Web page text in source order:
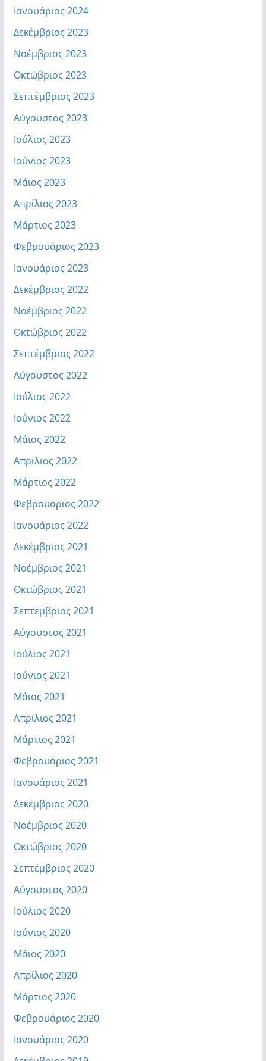
Ιανουάριος 2024
Δεκέμβριος 2023
Νοέμβριος 2023
Οκτώβριος 2023
Σεπτέμβριος 2023
Αύγουστος 2023
Ιούλιος 2023
Ιούνιος 2023
Μάιος 2023
Απρίλιος 2023
Μάρτιος 2023
Φεβρουάριος 2023
Ιανουάριος 2023
Δεκέμβριος 2022
Νοέμβριος 2022
Οκτώβριος 2022
Σεπτέμβριος 2022
Αύγουστος 2022
Ιούλιος 2022
Ιούνιος 2022
Μάιος 2022
Απρίλιος 2022
Μάρτιος 2022
Φεβρουάριος 2022
Ιανουάριος 2022
Δεκέμβριος 2021
Νοέμβριος 2021
Οκτώβριος 2021
Σεπτέμβριος 2021
Αύγουστος 2021
Ιούλιος 2021
Ιούνιος 2021
Μάιος 2021
Απρίλιος 2021
Μάρτιος 2021
Φεβρουάριος 2021
Ιανουάριος 2021
Δεκέμβριος 2020
Νοέμβριος 2020
Οκτώβριος 2020
Σεπτέμβριος 2020
Αύγουστος 2020
Ιούλιος 2020
Ιούνιος 2020
Μάιος 2020
Απρίλιος 2020
Μάρτιος 2020
Φεβρουάριος 2020
Ιανουάριος 2020